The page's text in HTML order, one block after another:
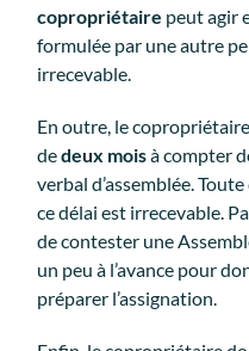
copropriétaire peut agir
formulée par une autre
irrecevable.
En outre, le
dedeux moisà compter
verbal d’assemblée.
ce délai est irrecevable.
de contester une
un peu à l’avance pour
préparer l’assignation.